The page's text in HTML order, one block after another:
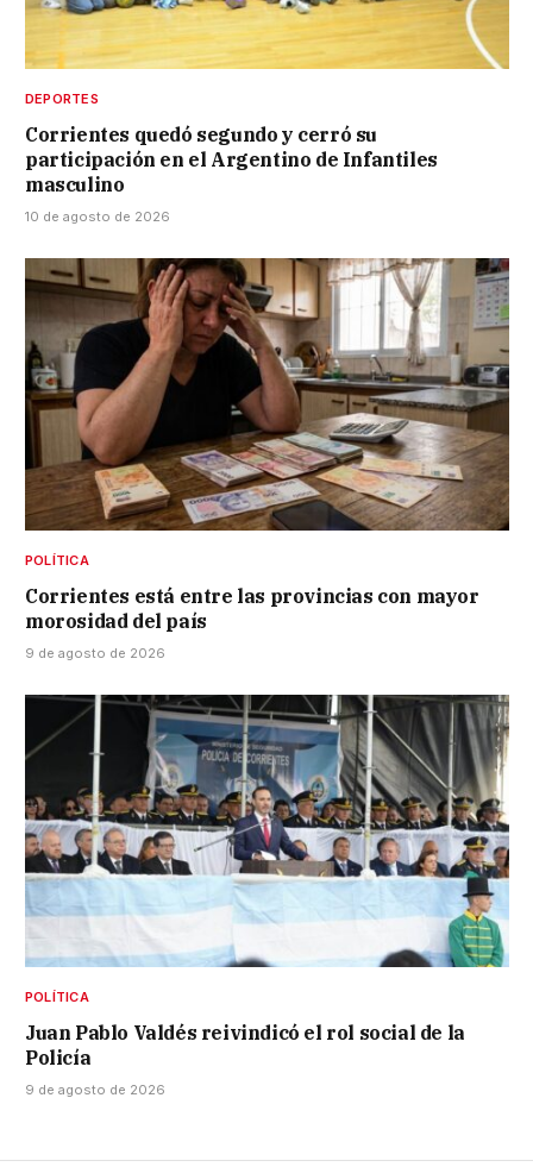
DEPORTES
Corrientes quedó segundo y cerró su
participación en el Argentino de Infantiles
masculino
10 de agosto de 2026
POLÍTICA
Corrientes está entre las provincias con mayor
morosidad del país
9 de agosto de 2026
POLÍTICA
Juan Pablo Valdés reivindicó el rol social de la
Policía
9 de agosto de 2026